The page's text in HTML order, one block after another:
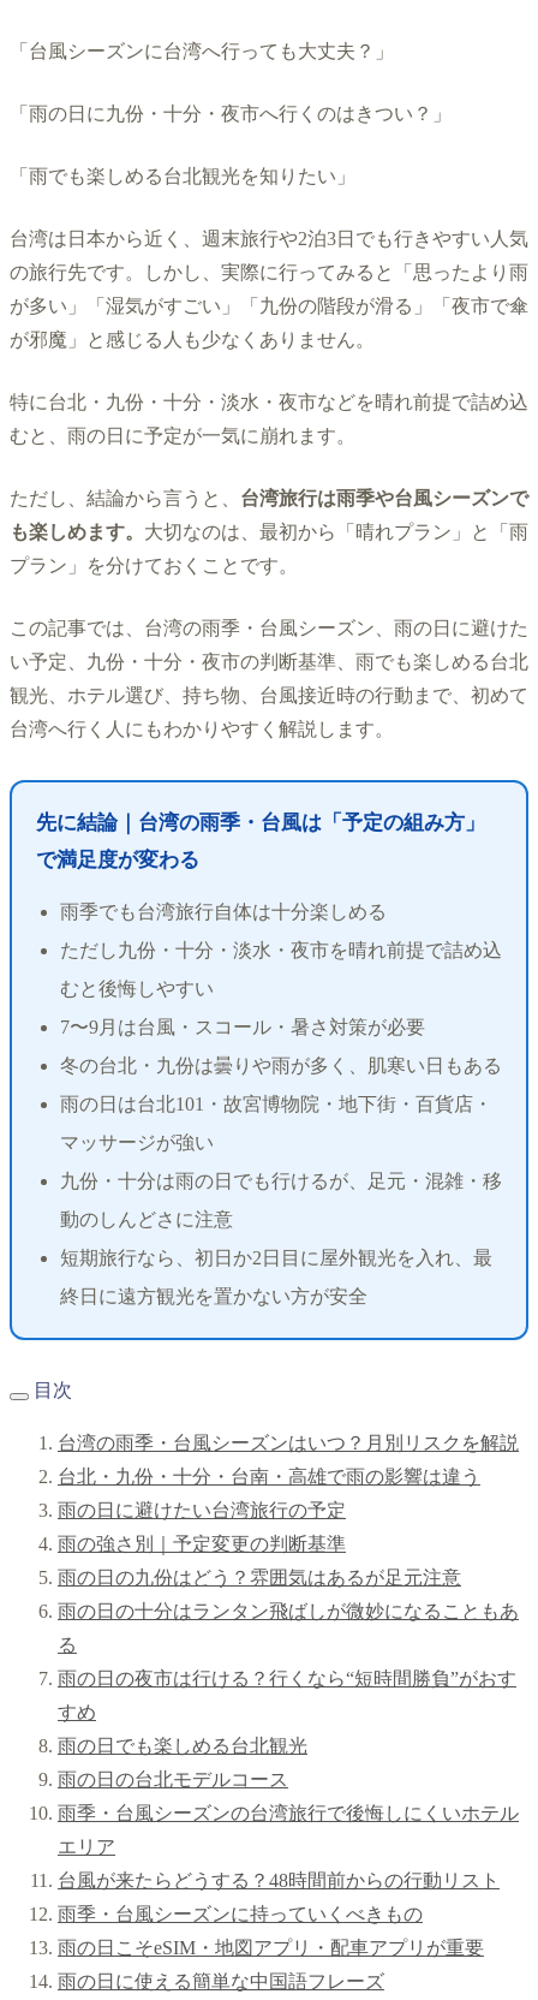
「台風シーズンに台湾へ行っても大丈夫？」
「雨の日に九份・十分・夜市へ行くのはきつい？」
「雨でも楽しめる台北観光を知りたい」
台湾は日本から近く、週末旅行や2泊3日でも行きやすい人気
の旅行先です。しかし、実際に行ってみると「思ったより雨
が多い」「湿気がすごい」「九份の階段が滑る」「夜市で傘
が邪魔」と感じる人も少なくありません。
特に台北・九份・十分・淡水・夜市などを晴れ前提で詰め込
むと、雨の日に予定が一気に崩れます。
ただし、結論から言うと、 台湾旅行は雨季や台風シーズンで
も楽しめます。 大切なのは、最初から「晴れプラン」と「雨
プラン」を分けておくことです。
この記事では、台湾の雨季・台風シーズン、雨の日に避けた
い予定、九份・十分・夜市の判断基準、雨でも楽しめる台北
観光、ホテル選び、持ち物、台風接近時の行動まで、初めて
台湾へ行く人にもわかりやすく解説します。
先に結論｜台湾の雨季・台風は「予定の組み方」
で満足度が変わる
雨季でも台湾旅行自体は十分楽しめる
ただし九份・十分・淡水・夜市を晴れ前提で詰め込
むと後悔しやすい
7〜9月は台風・スコール・暑さ対策が必要
冬の台北・九份は曇りや雨が多く、肌寒い日もある
雨の日は台北101・故宮博物院・地下街・百貨店・
マッサージが強い
九份・十分は雨の日でも行けるが、足元・混雑・移
動のしんどさに注意
短期旅行なら、初日か2日目に屋外観光を入れ、最
終日に遠方観光を置かない方が安全
目次
台湾の雨季・台風シーズンはいつ？月別リスクを解説
台北・九份・十分・台南・高雄で雨の影響は違う
雨の日に避けたい台湾旅行の予定
雨の強さ別｜予定変更の判断基準
雨の日の九份はどう？雰囲気はあるが足元注意
雨の日の十分はランタン飛ばしが微妙になることもあ
る
雨の日の夜市は行ける？行くなら“短時間勝負”がおす
すめ
雨の日でも楽しめる台北観光
雨の日の台北モデルコース
雨季・台風シーズンの台湾旅行で後悔しにくいホテル
エリア
台風が来たらどうする？48時間前からの行動リスト
雨季・台風シーズンに持っていくべきもの
雨の日こそeSIM・地図アプリ・配車アプリが重要
雨の日に使える簡単な中国語フレーズ